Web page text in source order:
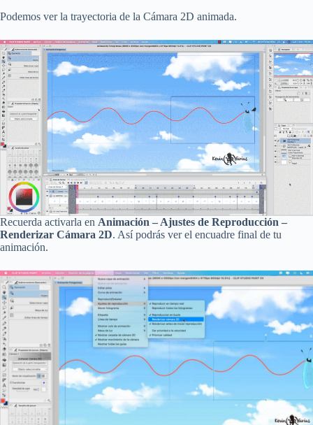
Podemos ver la trayectoria de la Cámara 2D animada.
Recuerda activarla en Animación – Ajustes de Reproducción –
Renderizar Cámara 2D. Así podrás ver el encuadre final de tu
animación.